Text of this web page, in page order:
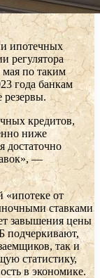
ипотечных
регулятора
по таким
года банкам
резервы.
кредитов,
ниже
достаточно
—
«ипотеке от
ставками
завышения цены
подчеркивают,
так и
статистику,
в экономике.